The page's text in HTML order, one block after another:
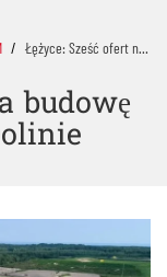
Łężyce: Sześć ofert na budowę biogazowni w Eko Dolinie
budowę